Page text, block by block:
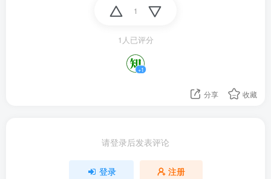
1
1人已评分
+1
分享 收藏
请登录后发表评论
登录 注册